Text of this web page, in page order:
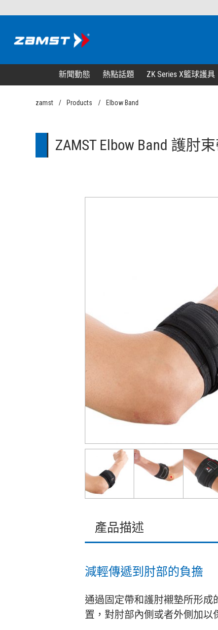
新聞動態 熱點話題 ZK Series X籃球護具
zamst Products Elbow Band
ZAMST Elbow Band 護肘
產品描述
減輕傳遞到肘部的負擔
通過固定帶和護肘襯墊所形成
置，對肘部內側或者外側加以